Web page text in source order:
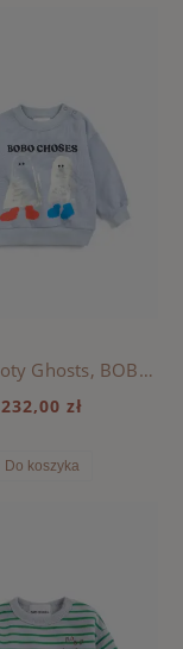
Bluza Booty Ghosts, BOBO CHOSES - LIGHT BLUE
232,00 zł
Do koszyka